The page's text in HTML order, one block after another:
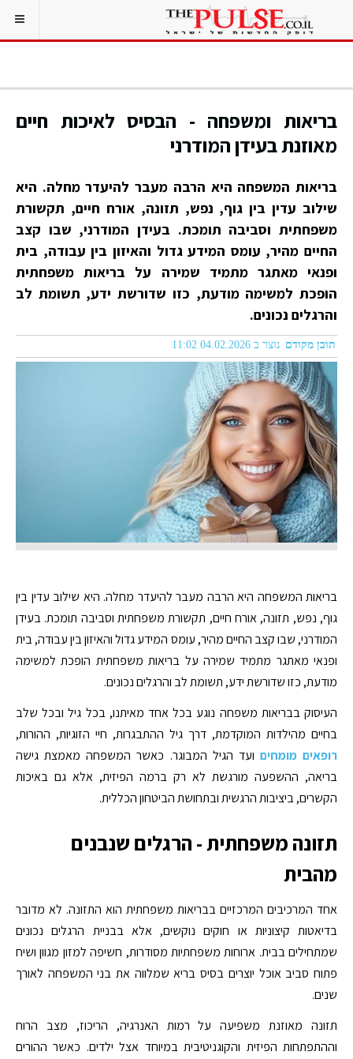
בריאות ומשפחה - הבסיס לאיכות חיים
מאוזנת בעידן המודרני
בריאות המשפחה היא הרבה מעבר להיעדר מחלה. היא
שילוב עדין בין גוף, נפש, תזונה, אורח חיים, תקשורת
משפחתית וסביבה תומכת. בעידן המודרני, שבו קצב
החיים מהיר, עומס המידע גדול והאיזון בין עבודה, בית
ופנאי מאתגר מתמיד שמירה על בריאות משפחתית
הופכת למשימה מודעת, כזו שדורשת ידע, תשומת לב
והרגלים נכונים.
תוכן מקודם נוצר ב 04.02.2026 11:02
בריאות המשפחה היא הרבה מעבר להיעדר מחלה. היא שילוב עדין בין
גוף, נפש, תזונה, אורח חיים, תקשורת משפחתית וסביבה תומכת. בעידן
המודרני, שבו קצב החיים מהיר, עומס המידע גדול והאיזון בין עבודה, בית
ופנאי מאתגר מתמיד שמירה על בריאות משפחתית הופכת למשימה
מודעת, כזו שדורשת ידע, תשומת לב והרגלים נכונים.
העיסוק בבריאות משפחה נוגע בכל אחד מאיתנו, בכל גיל ובכל שלב
בחיים מהילדות המוקדמת, דרך גיל ההתבגרות, חיי הזוגיות, ההורות,
רופאים מומחים ועד הגיל המבוגר. כאשר המשפחה מאמצת גישה
בריאה, ההשפעה מורגשת לא רק ברמה הפיזית, אלא גם באיכות
הקשרים, ביציבות הרגשית ובתחושת הביטחון הכללית.
תזונה משפחתית - הרגלים שנבנים
מהבית
אחד המרכיבים המרכזיים בבריאות משפחתית הוא התזונה. לא מדובר
בדיאטות קיצוניות או חוקים נוקשים, אלא בבניית הרגלים נכונים
שמתחילים בבית. ארוחות משפחתיות מסודרות, חשיפה למזון מגוון ושיח
פתוח סביב אוכל יוצרים בסיס בריא שמלווה את בני המשפחה לאורך
שנים.
תזונה מאוזנת משפיעה על רמות האנרגיה, הריכוז, מצב הרוח
וההתפתחות הפיזית והקוגניטיבית במיוחד אצל ילדים. כאשר ההורים